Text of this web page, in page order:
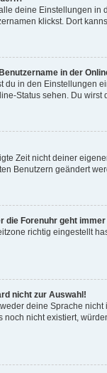
deine Einstellungen in
klickst. Dort
in der
in den Einstellungen
Status sehen. Du wirst
Zeit nicht deiner
Benutzern geändert
die Forenuhr geht
richtig eingestellt
nicht zur Auswahl!
deine Sprache
nicht existiert,